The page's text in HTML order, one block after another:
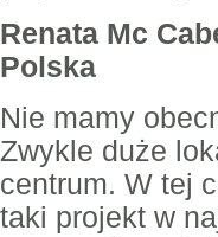
Renata Mc
Polska
Nie mamy
Zwykle duże
centrum. W tej
taki projekt w